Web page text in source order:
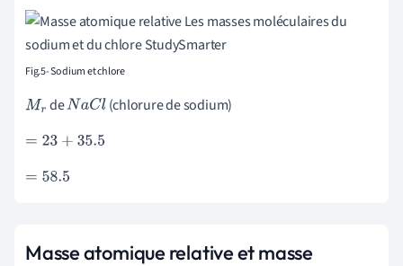
Fig.5- Sodium et chlore
Mr deNaCl
(chlorure de sodium)
=23+35.5
=58.5
Masse atomique relative et masse